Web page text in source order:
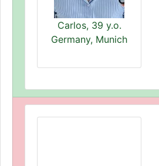
Carlos, 39 y.o.
Germany, Munich